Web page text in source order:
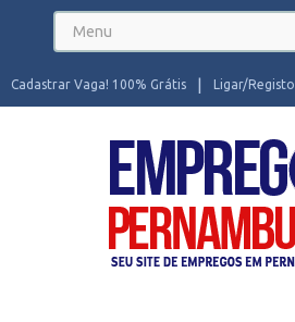
Ligar/Registo
Cadastrar Vaga! 100% Grátis